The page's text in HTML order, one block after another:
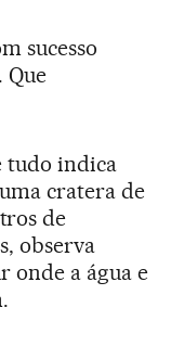
sucesso
Que
tudo indica
cratera de
de
observa
onde a água e